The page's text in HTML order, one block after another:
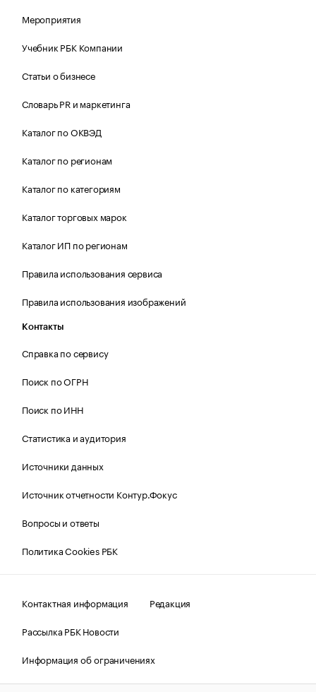
Мероприятия
Учебник РБК Компании
Статьи о бизнесе
Словарь PR и маркетинга
Каталог по ОКВЭД
Каталог по регионам
Каталог по категориям
Каталог торговых марок
Каталог ИП по регионам
Правила использования сервиса
Правила использования изображений
Контакты
Справка по сервису
Поиск по ОГРН
Поиск по ИНН
Статистика и аудитория
Источники данных
Источник отчетности Контур.Фокус
Вопросы и ответы
Политика Cookies РБК
Контактная информация
Редакция
Рассылка РБК Новости
Информация об ограничениях
Правовая информация
О соблюдении авторских прав